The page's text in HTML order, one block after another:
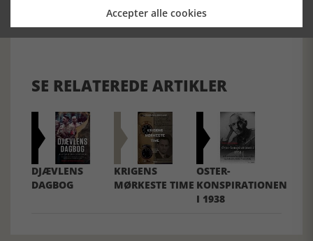
SE RELATEREDE ARTIKLER
DJÆVLENS
DAGBOG
KRIGENS
MØRKESTE TIME
OSTER-
KONSPIRATIONEN
I 1938
Accepter alle cookies